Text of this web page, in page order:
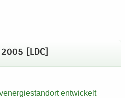
[LDC]
ent­wi­ckelt